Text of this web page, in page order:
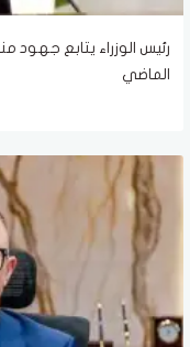
رئيس الوزراء يتابع
الماضي